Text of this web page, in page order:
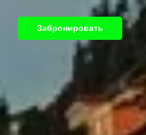
Забронировать